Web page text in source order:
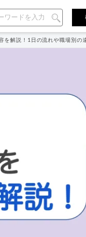
を解説！1日の流れや職場別の